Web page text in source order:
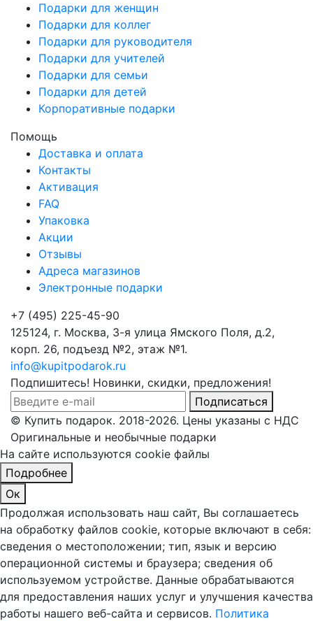
Подарки для женщин
Подарки для коллег
Подарки для руководителя
Подарки для учителей
Подарки для семьи
Подарки для детей
Корпоративные подарки
Помощь
Доставка и оплата
Контакты
Активация
FAQ
Упаковка
Акции
Отзывы
Адреса магазинов
Электронные подарки
+7 (495) 225-45-90
125124, г. Москва, 3-я улица Ямского Поля, д.2,
корп. 26, подъезд №2, этаж №1.
info@kupitpodarok.ru
Подпишитесь! Новинки, скидки, предложения!
Подписаться
© Купить подарок. 2018-2026. Цены указаны с НДС
Оригинальные и необычные подарки
На сайте используются cookie файлы
Подробнее
Ок
Продолжая использовать наш сайт, Вы соглашаетесь
на обработку файлов cookie, которые включают в себя:
сведения о местоположении; тип, язык и версию
операционной системы и браузера; сведения об
используемом устройстве. Данные обрабатываются
для предоставления наших услуг и улучшения качества
работы нашего веб-сайта и сервисов. Политика